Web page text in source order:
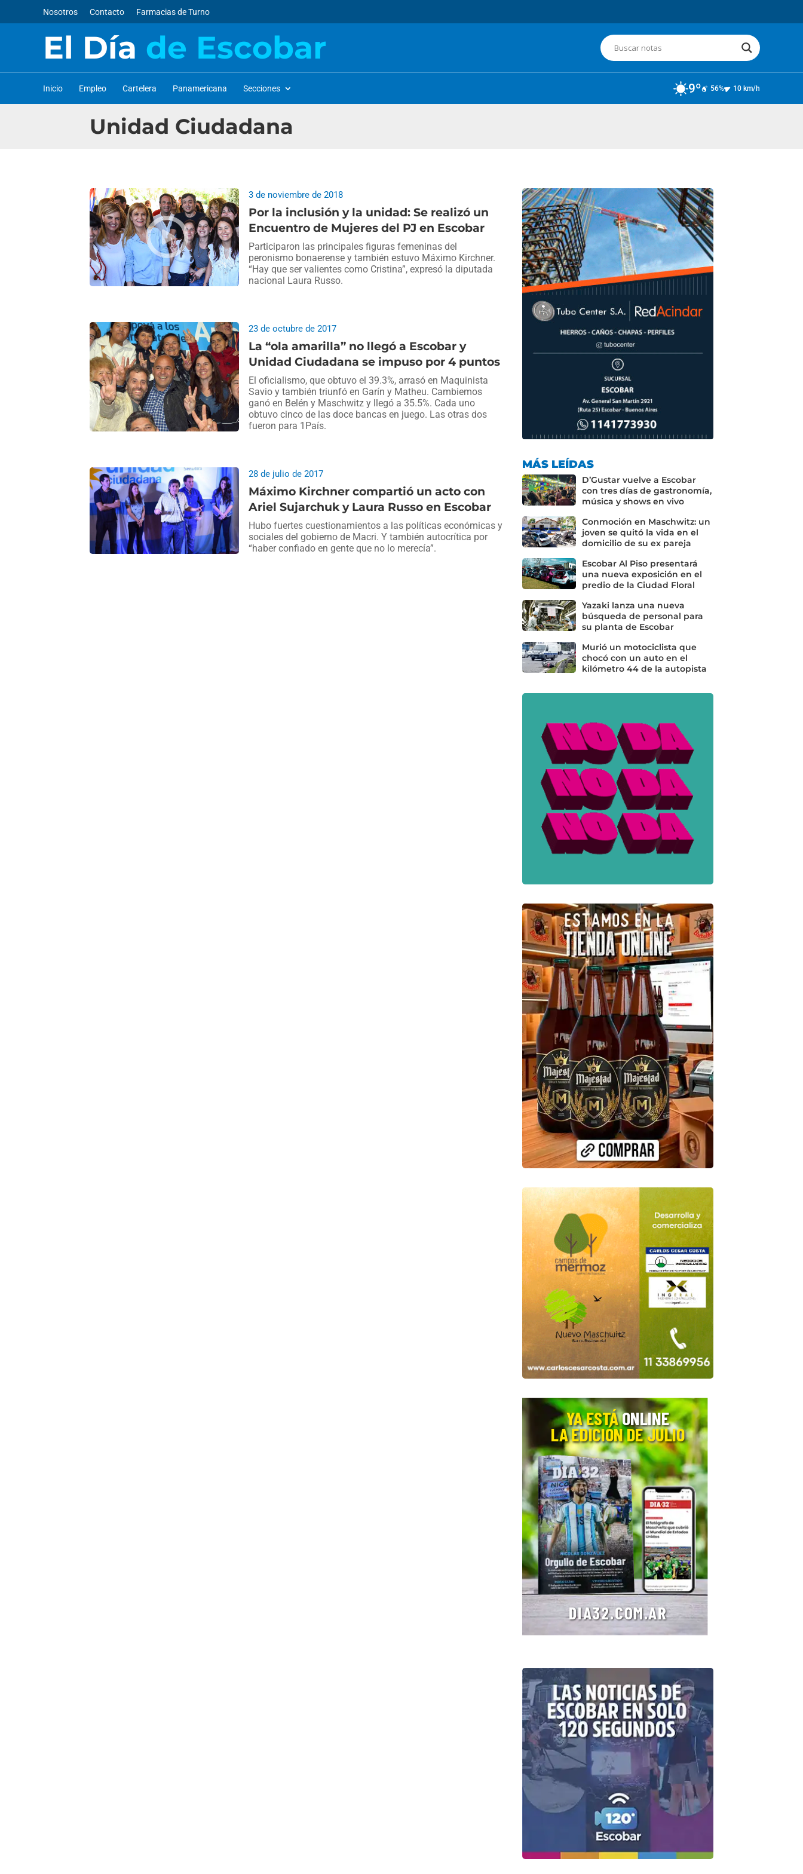
Nosotros Contacto Farmacias de Turno
El Día de Escobar
Inicio Empleo Cartelera Panamericana Secciones 9º 56% 10 km/h
Unidad Ciudadana
Por la inclusión y la unidad: Se realizó un
Encuentro de Mujeres del PJ en Escobar
3 de noviembre de 2018
Participaron las principales figuras femeninas del
peronismo bonaerense y también estuvo Máximo Kirchner.
“Hay que ser valientes como Cristina”, expresó la diputada
nacional Laura Russo.
La “ola amarilla” no llegó a Escobar y
Unidad Ciudadana se impuso por 4 puntos
23 de octubre de 2017
El oficialismo, que obtuvo el 39.3%, arrasó en Maquinista
Savio y también triunfó en Garín y Matheu. Cambiemos
ganó en Belén y Maschwitz y llegó a 35.5%. Cada uno
obtuvo cinco de las doce bancas en juego. Las otras dos
fueron para 1País.
Máximo Kirchner compartió un acto con
Ariel Sujarchuk y Laura Russo en Escobar
28 de julio de 2017
Hubo fuertes cuestionamientos a las políticas económicas y
sociales del gobierno de Macri. Y también autocrítica por
“haber confiado en gente que no lo merecía”.
MÁS LEÍDAS
D’Gustar vuelve a Escobar
con tres días de gastronomía,
música y shows en vivo
Conmoción en Maschwitz: un
joven se quitó la vida en el
domicilio de su ex pareja
Escobar Al Piso presentará
una nueva exposición en el
predio de la Ciudad Floral
Yazaki lanza una nueva
búsqueda de personal para
su planta de Escobar
Murió un motociclista que
chocó con un auto en el
kilómetro 44 de la autopista